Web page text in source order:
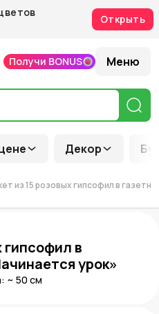
Открыть
Декор
Получи BONUS Меню
из 15 розовых гипсофил в
гипсофил в
урок»
~ 50 см